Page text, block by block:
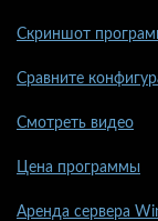
Скриншот
Сравните
Смотреть видео
Цена программы
Аренда сервера